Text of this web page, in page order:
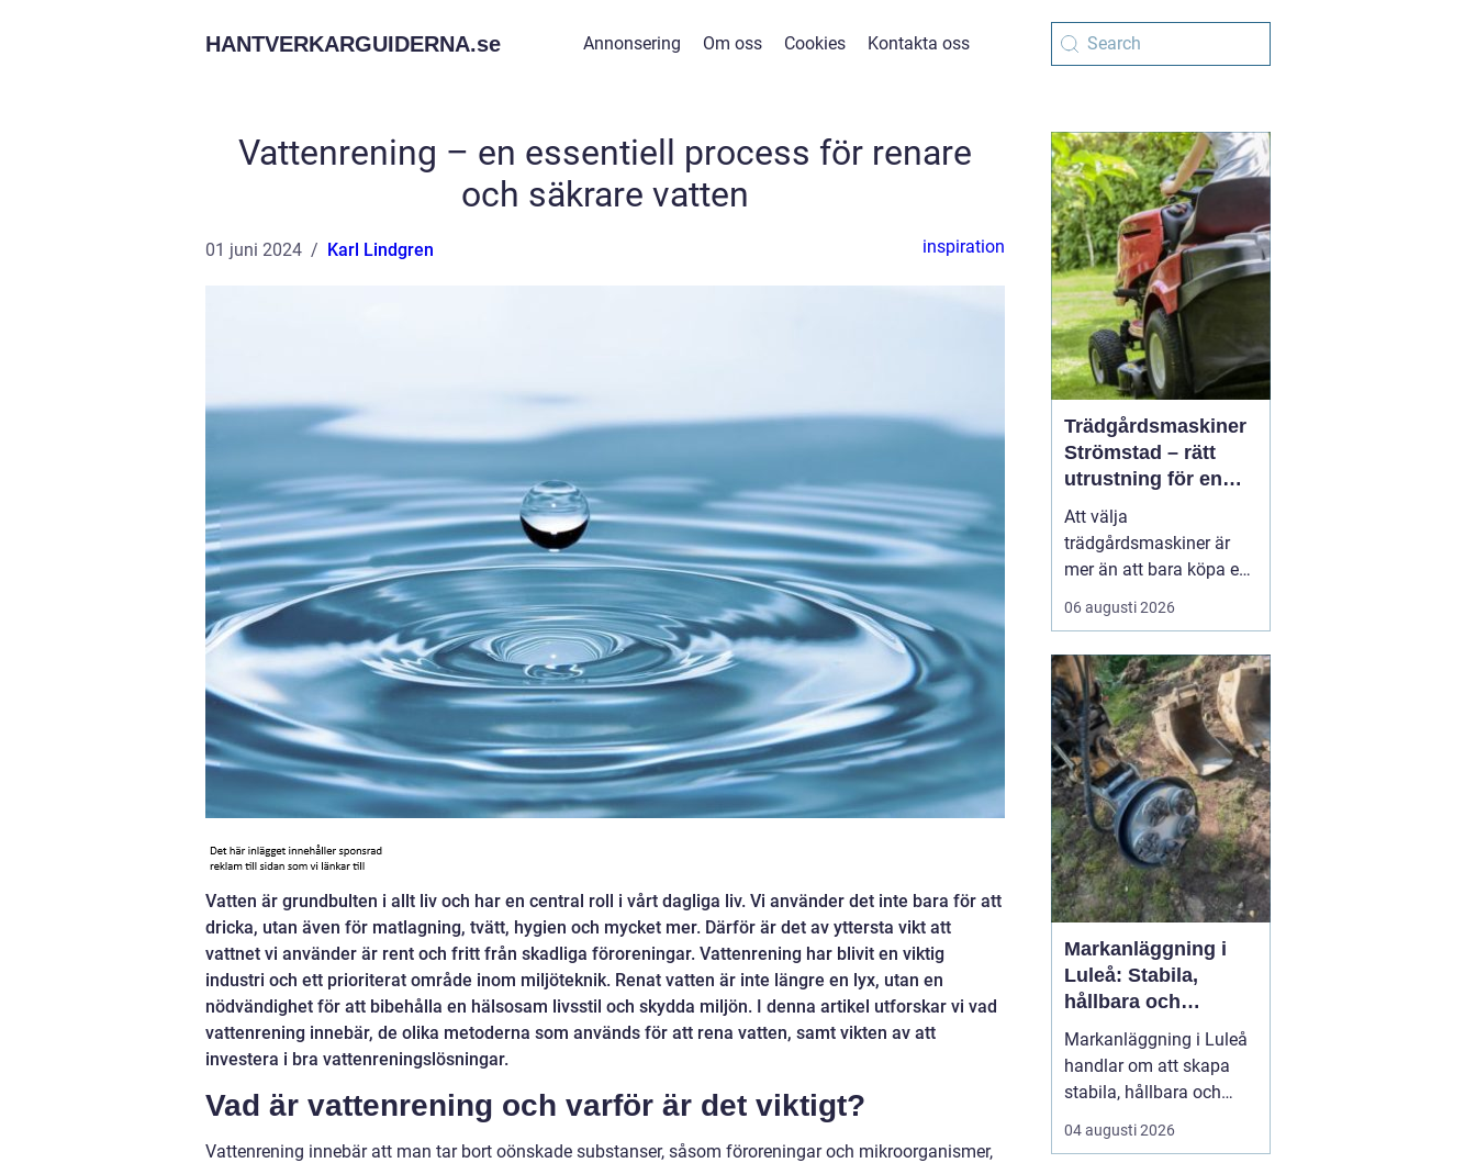
HANTVERKARGUIDERNA.se Annonsering Om oss Cookies Kontakta oss
Vattenrening – en essentiell process för renare
och säkrare vatten
01 juni 2024 Karl Lindgren inspiration
Vatten är grundbulten i allt liv och har en central roll i vårt dagliga liv. Vi använder det inte bara för att
dricka, utan även för matlagning, tvätt, hygien och mycket mer. Därför är det av yttersta vikt att
vattnet vi använder är rent och fritt från skadliga föroreningar. Vattenrening har blivit en viktig
industri och ett prioriterat område inom miljöteknik. Renat vatten är inte längre en lyx, utan en
nödvändighet för att bibehålla en hälsosam livsstil och skydda miljön. I denna artikel utforskar vi vad
vattenrening innebär, de olika metoderna som används för att rena vatten, samt vikten av att
investera i bra vattenreningslösningar.
Vad är vattenrening och varför är det viktigt?
Vattenrening innebär att man tar bort oönskade substanser, såsom föroreningar och mikroorganismer,
Trädgårdsmaskiner
Strömstad – rätt
utrustning för en
effektiv och hållbar
trädgård
Att välja
trädgårdsmaskiner är
mer än att bara köpa en
gräsklippare eller en
trimmer. För den som
med kustklimat,
kuperade tomter och
mycket sten, spelar
lokala förhålland...
06 augusti 2026
Markanläggning i
Luleå: Stabila,
hållbara och
funktionella ytor
Markanläggning i Luleå
handlar om att skapa
stabila, hållbara och
funktionella ytor för
bostäder, vägar,
04 augusti 2026